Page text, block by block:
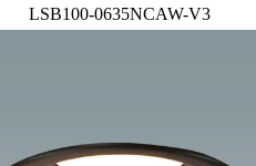
LSB100-0635NCAW-V3